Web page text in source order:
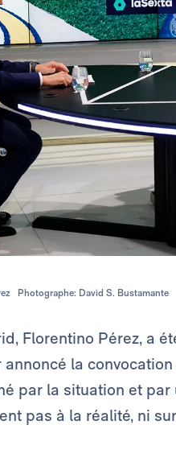
Photographe: David S. Bustamante
Florentino Pérez, a
la
par la situation et
pas à la réalité, ni